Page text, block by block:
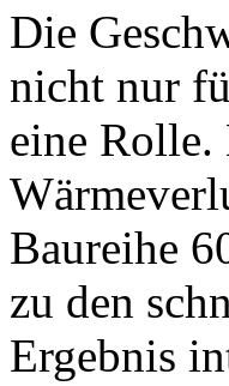
Die
nicht nur
eine
Baureihe
zu den
Ergebnis